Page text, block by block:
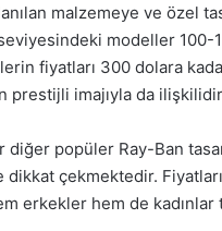
malzemeye ve özel
modeller 100-
fiyatları 300 dolara
prestijli imajıyla da
popüler Ray-Ban
çekmektedir.
erkekler hem de kadınlar